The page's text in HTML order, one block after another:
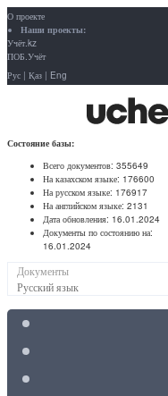
О проекте
Наши проекты:
Учёт.kz
ПОБ.Учёт
Рус | Қаз | Eng
Состояние базы:
Всего документов: 355649
На казахском языке: 176600
На русском языке: 176917
На английском языке: 2131
Дата обновления: 16.01.2024
Документы по состоянию на:
16.01.2024
Документы
Русский язык